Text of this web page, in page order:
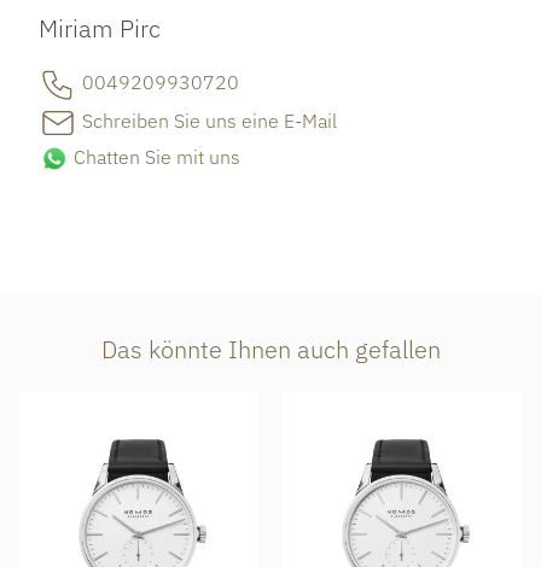
Miriam Pirc
0049209930720
Schreiben Sie uns eine E-Mail
Chatten Sie mit uns
Das könnte Ihnen auch gefallen